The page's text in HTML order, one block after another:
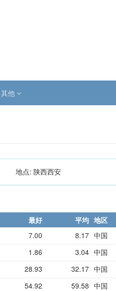
其他
地点: 陕西西安
最好 平均 地区
7.00 8.17 中国
1.86 3.04 中国
28.93 32.17 中国
54.92 59.58 中国